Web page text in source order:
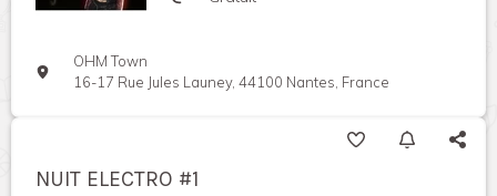
OHM Town
16-17 Rue Jules Launey, 44100 Nantes, France
NUIT ELECTRO #1